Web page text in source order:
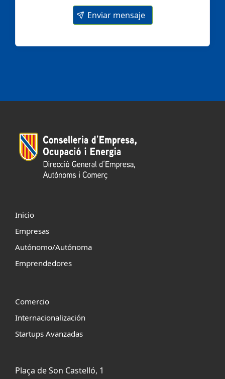
Enviar mensaje
Inicio
Empresas
Autónomo/Autónoma
Emprendedores
Comercio
Internacionalización
Startups Avanzadas
Plaça de Son Castelló, 1